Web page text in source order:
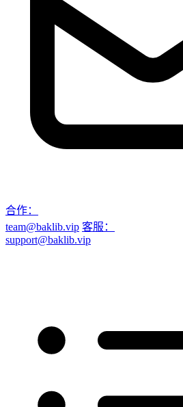
合作：
team@baklib.vip 客服：
support@baklib.vip